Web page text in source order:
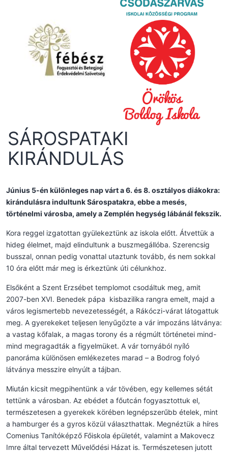
SÁROSPATAKI
KIRÁNDULÁS
Június 5-én különleges nap várt a 6. és 8. osztályos diákokra:
kirándulásra indultunk Sárospatakra, ebbe a mesés,
történelmi városba, amely a Zemplén hegység lábánál fekszik.
Kora reggel izgatottan gyülekeztünk az iskola előtt. Átvettük a
hideg élelmet, majd elindultunk a buszmegállóba. Szerencsig
busszal, onnan pedig vonattal utaztunk tovább, és nem sokkal
10 óra előtt már meg is érkeztünk úti célunkhoz.
Elsőként a Szent Erzsébet templomot csodáltuk meg, amit
2007-ben XVI. Benedek pápa kisbazilika rangra emelt, majd a
város legismertebb nevezetességét, a Rákóczi-várat látogattuk
meg. A gyerekeket teljesen lenyűgözte a vár impozáns látványa:
a vastag kőfalak, a magas torony és a régmúlt történetei mind-
mind megragadták a figyelmüket. A vár tornyából nyíló
panoráma különösen emlékezetes marad – a Bodrog folyó
látványa messzire elnyúlt a tájban.
Miután kicsit megpihentünk a vár tövében, egy kellemes sétát
tettünk a városban. Az ebédet a főutcán fogyasztottuk el,
természetesen a gyerekek körében legnépszerűbb ételek, mint
a hamburger és a gyros közül választhattak. Megnéztük a híres
Comenius Tanítóképző Főiskola épületét, valamint a Makovecz
Imre által tervezett Művelődési Házat is. Természetesen jutott